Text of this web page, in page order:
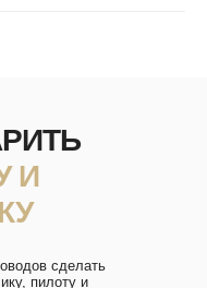
И
сделать
пилоту и